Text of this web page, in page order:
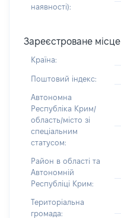
наявності):
Зареєстроване
Країна:
Поштовий індекс:
Автономна
Республіка Крим/
область/місто зі
спеціальним
статусом:
Район в області та
Автономній
Республіці Крим:
Територіальна
громада: